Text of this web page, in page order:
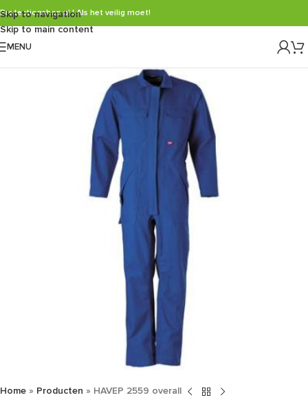
Skip to navigation
Skip to main content
Protectionshop.nl | Als het veilig moet!
MENU
Home » Producten » HAVEP 2559 overall